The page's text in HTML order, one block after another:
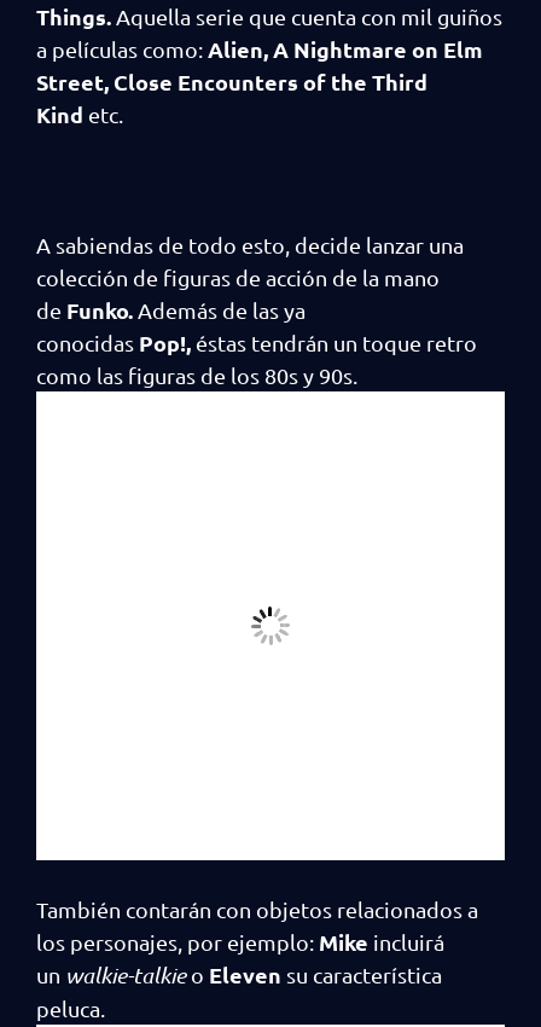
Things. Aquella serie que cuenta con mil guiños
a películas como:Alien, A Nightmare on Elm
Street, Close Encounters of the Third
Kind etc.
A sabiendas de todo esto, decide lanzar una
colección de figuras de acción de la mano
de Funko. Además de las ya
conocidas Pop!, éstas tendrán un toque retro
como las figuras de los 80s y 90s.
También contarán con objetos relacionados a
los personajes, por ejemplo: Mike incluirá
un walkie-talkieo Eleven su característica
peluca.